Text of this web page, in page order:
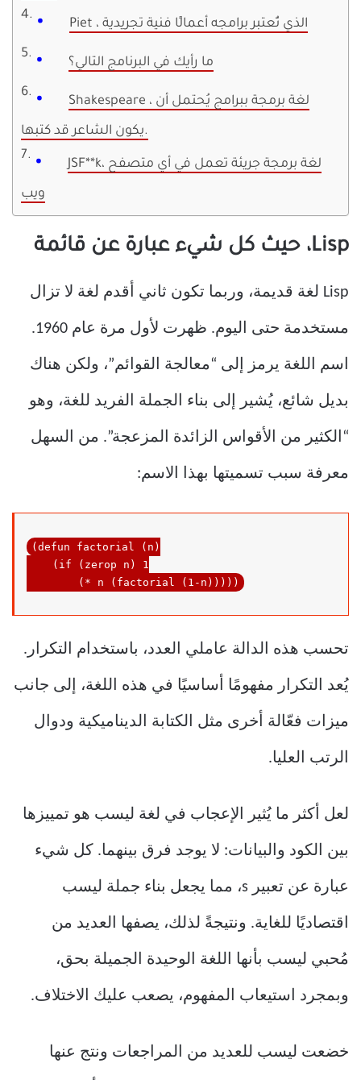
Piet ، الذي تُعتبر برامجه أعمالًا فنية تجريدية
ما رأيك في البرنامج التالي؟
Shakespeare ، لغة برمجة ببرامج يُحتمل أن
يكون الشاعر قد كتبها.
JSF**k، لغة برمجة جريئة تعمل في أي متصفح
ويب
Lisp، حيث كل شيء عبارة عن قائمة
Lisp لغة قديمة، وربما تكون ثاني أقدم لغة لا تزال
مستخدمة حتى اليوم. ظهرت لأول مرة عام 1960.
اسم اللغة يرمز إلى “معالجة القوائم”، ولكن هناك
بديل شائع، يُشير إلى بناء الجملة الفريد للغة، وهو
“الكثير من الأقواس الزائدة المزعجة”. من السهل
معرفة سبب تسميتها بهذا الاسم:
(defun factorial (n)
    (if (zerop n)
1
        (* n (factorial (
1
تحسب هذه الدالة عاملي العدد، باستخدام التكرار.
يُعد التكرار مفهومًا أساسيًا في هذه اللغة، إلى جانب
ميزات فعّالة أخرى مثل الكتابة الديناميكية ودوال
الرتب العليا.
لعل أكثر ما يُثير الإعجاب في لغة ليسب هو تمييزها
بين الكود والبيانات: لا يوجد فرق بينهما. كل شيء
عبارة عن تعبير s، مما يجعل بناء جملة ليسب
اقتصاديًا للغاية. ونتيجةً لذلك، يصفها العديد من
مُحبي ليسب بأنها اللغة الوحيدة الجميلة بحق،
وبمجرد استيعاب المفهوم، يصعب عليك الاختلاف.
خضعت ليسب للعديد من المراجعات ونتج عنها